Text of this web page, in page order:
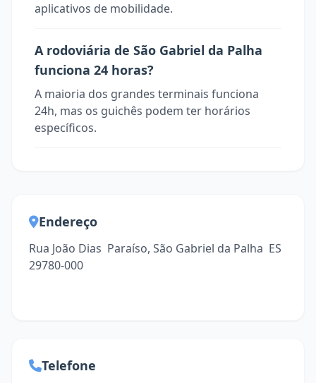
aplicativos de mobilidade.
A rodoviária de São Gabriel da Palha
funciona 24 horas?
A maioria dos grandes terminais funciona
24h, mas os guichês podem ter horários
específicos.
Endereço
Rua João Dias  Paraíso, São Gabriel da Palha  ES
29780-000
Telefone